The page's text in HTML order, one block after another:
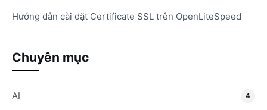
Hướng dẫn cài đặt Certificate SSL trên OpenLiteSpeed
Chuyên mục
AI 4